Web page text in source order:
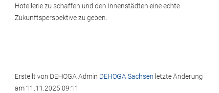
Hotellerie zu schaffen und den Innenstädten eine echte
Zukunftsperspektive zu geben.
Erstellt von DEHOGA Admin DEHOGA Sachsen letzte Änderung
am 11.11.2025 09:11